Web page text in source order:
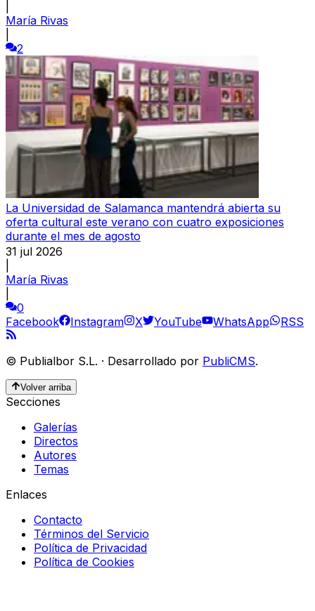
María Rivas
2
La Universidad de Salamanca mantendrá abierta su
oferta cultural este verano con cuatro exposiciones
durante el mes de agosto
31 jul 2026
María Rivas
0
Facebook
Instagram X YouTube WhatsApp RSS
© Publialbor S.L. · Desarrollado por PubliCMS.
Volver arriba
Secciones
Galerías
Directos
Autores
Temas
Enlaces
Contacto
Términos del Servicio
Política de Privacidad
Política de Cookies